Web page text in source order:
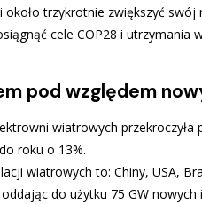
trzykrotnie zwiększyć
cele COP28 i utrzymania
pod względem
wiatrowych
roku o 13%.
wiatrowych to: Chiny, USA,
do użytku 75 GW